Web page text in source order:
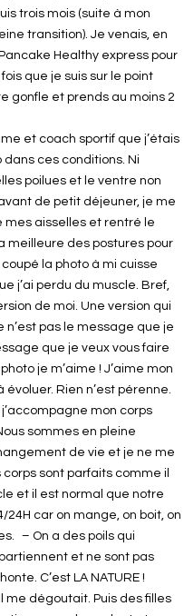
trois mois (suite à mon
transition). Je venais, en
Healthy express pour
que je suis sur le point
gonfle et prends au moins 2
et coach sportif que j’étais
dans ces conditions. Ni
poilues et le ventre non
de petit déjeuner, je me
mes aisselles et rentré le
meilleure des postures pour
la photo à mi cuisse
j’ai perdu du muscle. Bref,
de moi. Une version qui
n’est pas le message que je
que je veux vous faire
je m’aime ! J’aime mon
évoluer. Rien n’est pérenne.
mon corps
sommes en pleine
de vie et je ne me
sont parfaits comme il
et il est normal que notre
car on mange, on boit, on
– On a des poils qui
et ne sont pas
C’est LA NATURE !
me dégoutait. Puis des filles